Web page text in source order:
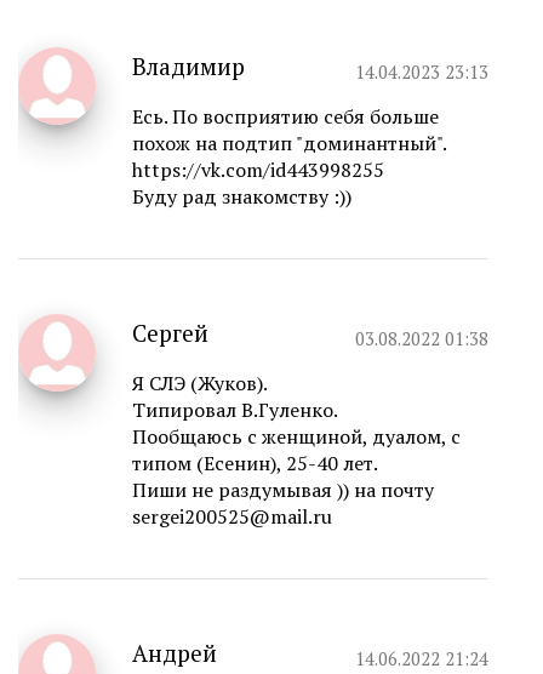
Владимир 14.04.2023 23:13
Есь. По восприятию себя больше
похож на подтип "доминантный".
https://vk.com/id443998255
Буду рад знакомству :))
Сергей 03.08.2022 01:38
Я СЛЭ (Жуков).
Типировал В.Гуленко.
Пообщаюсь с женщиной, дуалом, c
типом (Есенин), 25-40 лет.
Пиши не раздумывая )) на почту
sergei200525@mail.ru
Андрей 14.06.2022 21:24